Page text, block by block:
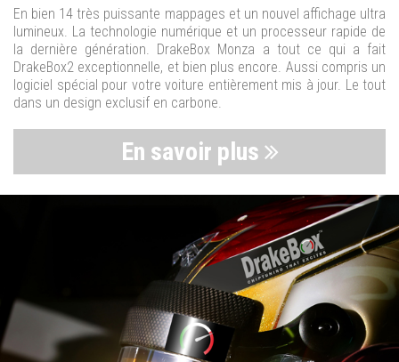
En bien 14 très puissante mappages et un nouvel affichage ultra
lumineux. La technologie numérique et un processeur rapide de
la dernière génération. DrakeBox Monza a tout ce qui a fait
DrakeBox2 exceptionnelle, et bien plus encore. Aussi compris un
logiciel spécial pour votre voiture entièrement mis à jour. Le tout
dans un design exclusif en carbone.
En savoir plus